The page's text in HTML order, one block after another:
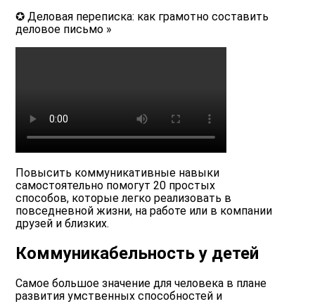
✪ Деловая переписка: как грамотно составить
деловое письмо »
Повысить коммуникативные навыки
самостоятельно помогут 20 простых
способов, которые легко реализовать в
повседневной жизни, на работе или в компании
друзей и близких.
Коммуникабельность у детей
Самое большое значение для человека в плане
развития умственных способностей и